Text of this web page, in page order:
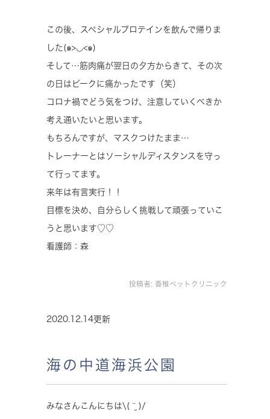
この後、スペシャルプロテインを飲んで帰りま
した(๑>◡<๑)
そして…筋肉痛が翌日の夕方からきて、その次
の日はピークに痛かったです（笑）
コロナ禍でどう気をつけ、注意していくべきか
考え通いたいと思います。
もちろんですが、マスクつけたまま…
トレーナーとはソーシャルディスタンスを守っ
て行ってます。
来年は有言実行！！
目標を決め、自分らしく挑戦して頑張っていこ
うと思います♡♡
看護師：森
投稿者: 香椎ペットクリニック
2020.12.14更新
海の中道海浜公園
みなさんこんにちは\( ¨̮ )/